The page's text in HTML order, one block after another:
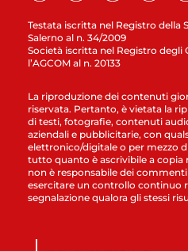
Testata iscritta nel Registro della
Salerno al n. 34/2009
Società iscritta nel Registro degli
l’AGCOM al n. 20133
La riproduzione dei contenuti
riservata. Pertanto, è vietata la
di testi, fotografie, contenuti
aziendali e pubblicitarie, con
elettronico/digitale o per mezzo
tutto quanto è ascrivibile a copia
non è responsabile dei
esercitare un controllo continuo
segnalazione qualora gli stessi